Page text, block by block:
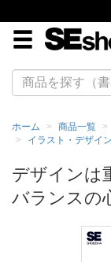
ホーム 商品一覧
イラスト・デザイ
デザインは
バランスの